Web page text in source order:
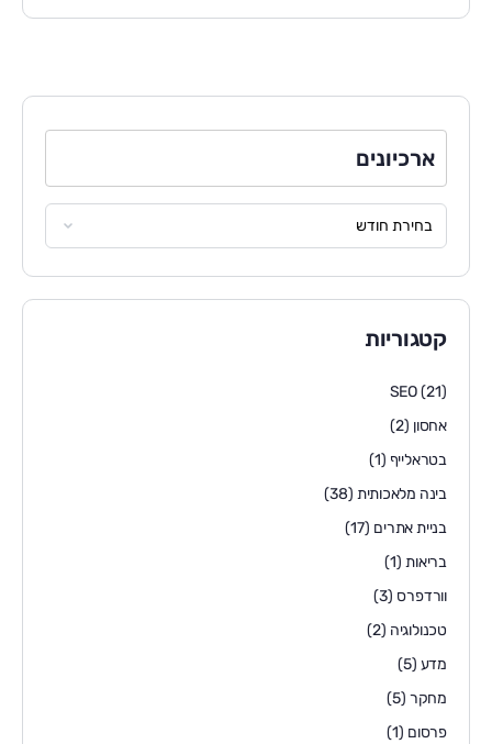
ארכיונים
קטגוריות
SEO(21)
אחסון (2)
בטראלייף (1)
בינה מלאכותית (38)
בניית אתרים (17)
בריאות(1)
וורדפרס (3)
טכנולוגיה (2)
מדע (5)
מחקר (5)
פרסום (1)